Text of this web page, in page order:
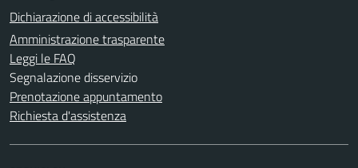
Dichiarazione di accessibilità
Amministrazione trasparente
Leggi le FAQ
Segnalazione disservizio
Prenotazione appuntamento
Richiesta d'assistenza